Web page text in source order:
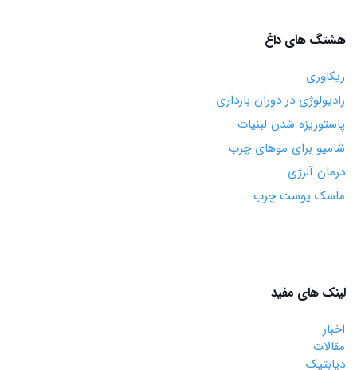
هشتگ های داغ
ریکاوری
رادیولوژی در دوران بارداری
پاستوریزه شدن لبنیات
شامپو برای موهای چرب
درمان آلرژی
ماسک پوست چرب
لینک های مفید
اخبار
مقالات
دیابتیک